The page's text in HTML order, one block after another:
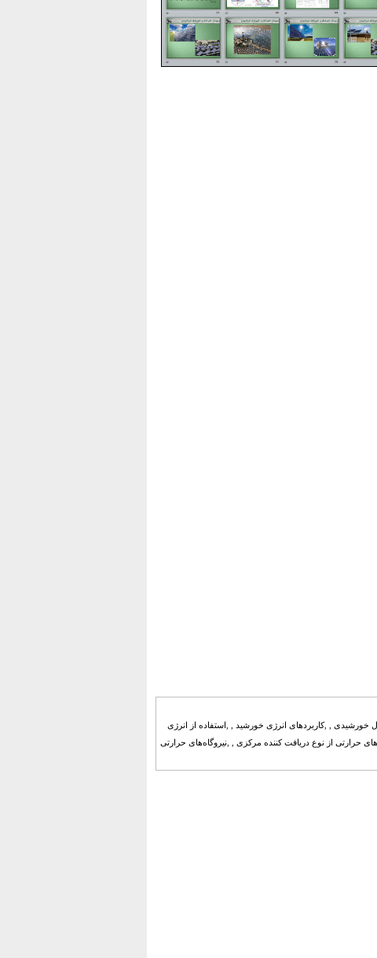
خورشیدی , ,کاربردهای انرژی خورشید , ,استفاده از انرژی
حرارتی از نوع دریافت کننده مرکزی , ,نیروگاه‌های حرارتی